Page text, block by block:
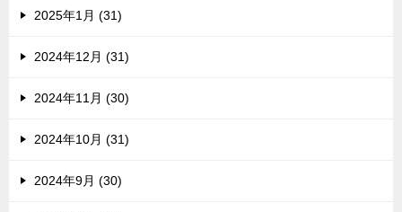
2025年1月 (31)
2024年12月 (31)
2024年11月 (30)
2024年10月 (31)
2024年9月 (30)